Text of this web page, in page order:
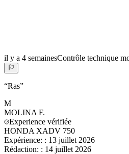
il y a 4 semainesContrôle technique
“Ras”
M
MOLINA F.
Experience vérifiée
HONDA XADV 750
Expérience: : 13 juillet 2026
Rédaction: : 14 juillet 2026